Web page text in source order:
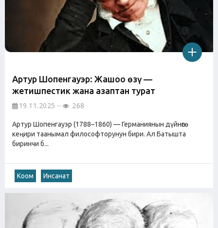
Артур Шопенгауэр: Жашоо өзү —
жетишпестик жана азаптан турат
19.11.2025 268
Артур Шопенгауэр (1788–1860) — Германиянын дүйнөгө
кеңири таанымал философторунун бири. Ал Батышта
биринчи б...
Коом Инсанат